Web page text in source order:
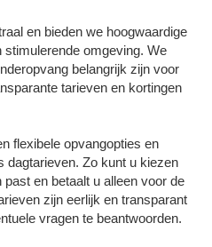
en bieden we hoogwaardige
stimulerende omgeving. We
belangrijk zijn voor
tarieven en kortingen
flexibele opvangopties en
dagtarieven. Zo kunt u kiezen
en betaalt u alleen voor de
zijn eerlijk en transparant
vragen te beantwoorden.